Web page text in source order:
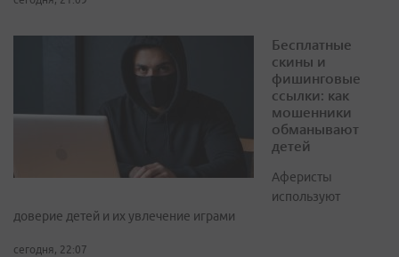
Бесплатные
скины и
фишинговые
ссылки: как
мошенники
обманывают
детей
Аферисты
используют
доверие детей и их увлечение играми
сегодня, 22:07